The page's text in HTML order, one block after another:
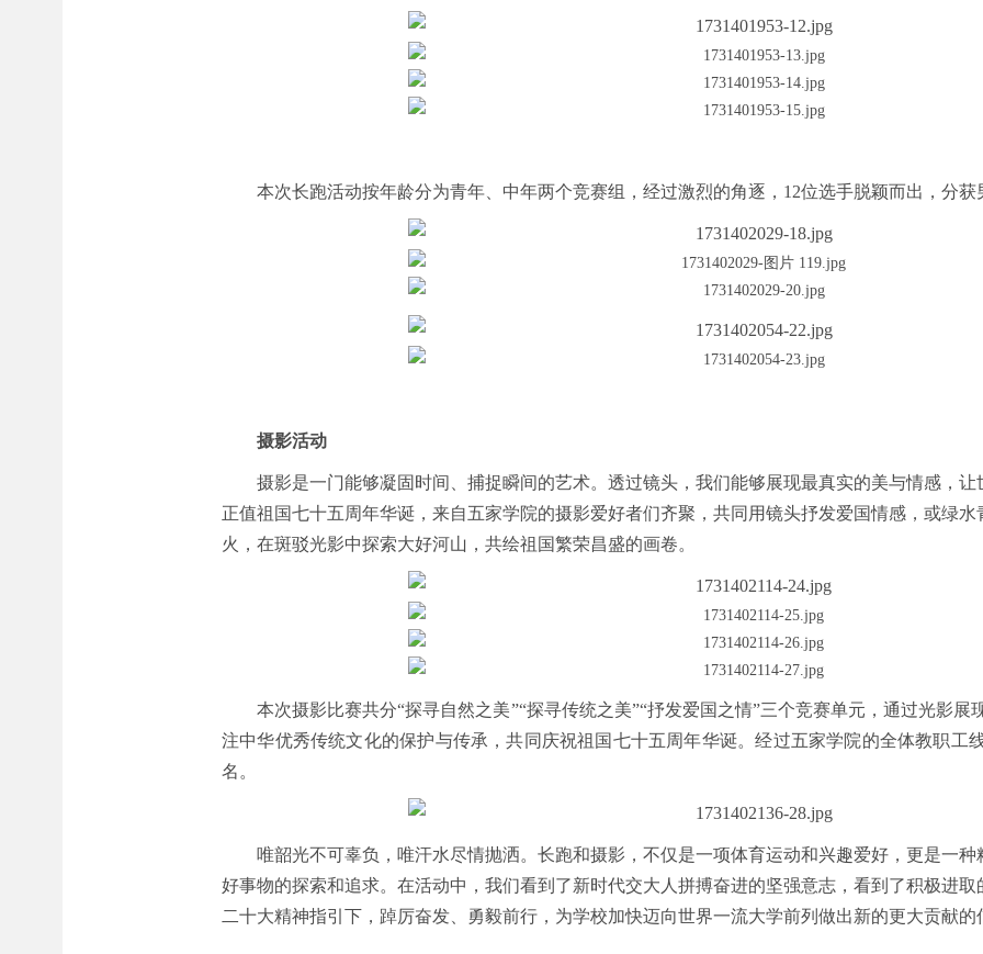
本次长跑活动按年龄分为青年、中年两个竞赛组，经过激烈的角逐， 12位选手脱颖而出，分获
摄影活动
摄影是一门能够凝固时间、捕捉瞬间的艺术。透过镜头，我们能够展现最真实的美与情感，让
正值祖国七十五周年华诞，来自五家学院的摄影爱好者们齐聚，共同用镜头抒发爱国情感，或绿
火，在斑驳光影中探索大好河山，共绘祖国繁荣昌盛的画卷。
本次摄影比赛共分“探寻自然之美”“探寻传统之美”“抒发爱国之情”三个竞赛单元，通过光影
注中华优秀传统文化的保护与传承，共同庆祝祖国七十五周年华诞。经过五家学院的全体教职工
名。
唯韶光不可辜负，唯汗水尽情抛洒。长跑和摄影，不仅是一项体育运动和兴趣爱好，更是一
好事物的探索和追求。在活动中，我们看到了新时代交大人拼搏奋进的坚强意志，看到了积极进
二十大精神指引下，踔厉奋发、勇毅前行，为学校加快迈向世界一流大学前列做出新的更大贡献的